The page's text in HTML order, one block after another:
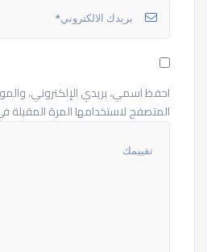
احفظ اسمي، بريدي الإلكتروني،
المتصفح لاستخدامها المرة المقبلة